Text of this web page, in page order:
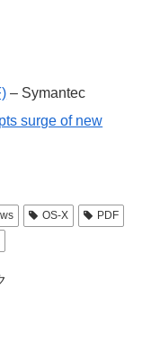
– Symantec
surge of new
OS-X
PDF